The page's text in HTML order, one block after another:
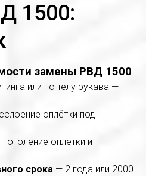
1500:
замены РВД 1500
или по телу рукава —
оплётки под
оголение оплётки и
срока — 2 года или 2000